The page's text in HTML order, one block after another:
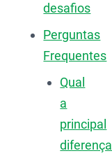
desafios
Perguntas
Frequentes
Qual
a
principal
diferença